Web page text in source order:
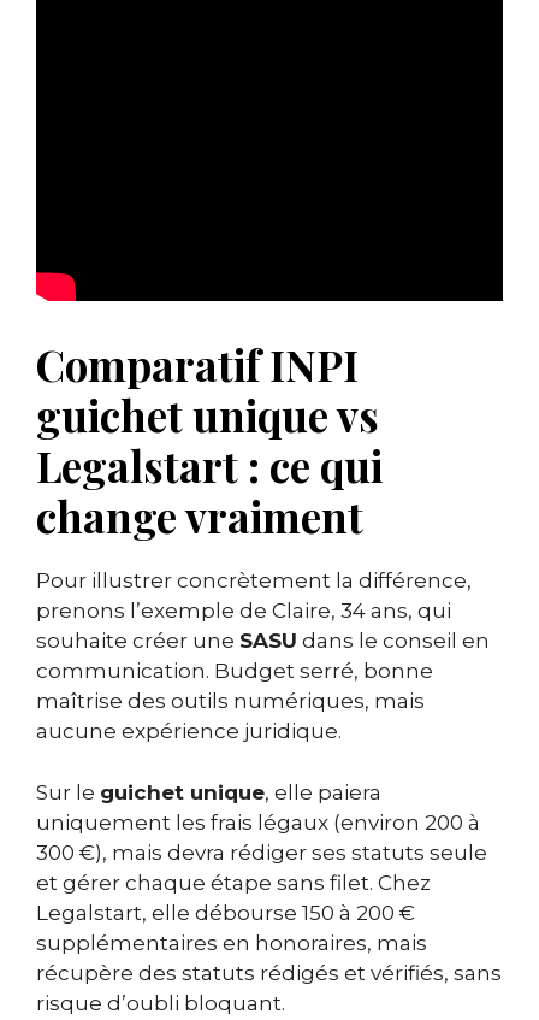
Comparatif INPI
guichet unique vs
Legalstart : ce qui
change vraiment
Pour illustrer concrètement la différence,
prenons l’exemple de Claire, 34 ans, qui
souhaite créer une SASU dans le conseil en
communication. Budget serré, bonne
maîtrise des outils numériques, mais
aucune expérience juridique.
Sur le guichet unique, elle paiera
uniquement les frais légaux (environ 200 à
300 €), mais devra rédiger ses statuts seule
et gérer chaque étape sans filet. Chez
Legalstart, elle débourse 150 à 200 €
supplémentaires en honoraires, mais
récupère des statuts rédigés et vérifiés, sans
risque d’oubli bloquant.